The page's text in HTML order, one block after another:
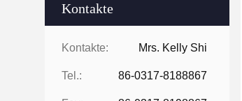
Kontakte
Kontakte: Mrs. Kelly Shi
Tel.: 86-0317-8188867